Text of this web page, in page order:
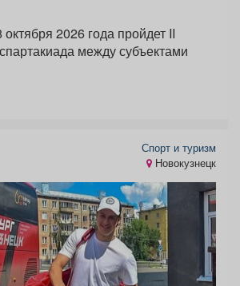
2026 года пройдет II
между субъектами
Спорт и туризм
Новокузнецк